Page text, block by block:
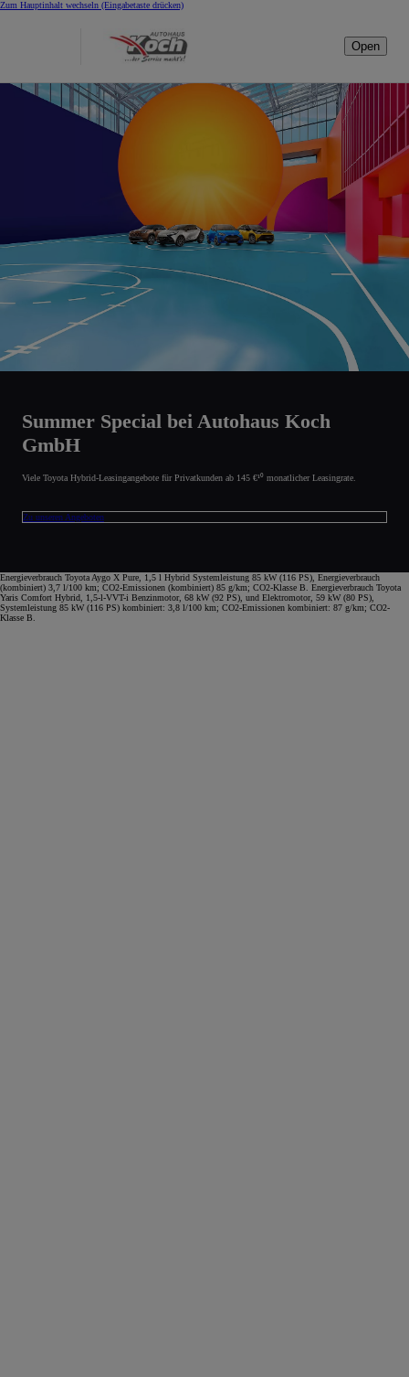
Zum Hauptinhalt wechseln (Eingabetaste drücken)
Open
Summer Special bei Autohaus Koch
GmbH
Viele Toyota Hybrid-Leasingangebote für Privatkunden ab 145 €¹⁰ monatlicher Leasingrate.
Zu unseren Angeboten
Energieverbrauch Toyota Aygo X Pure, 1,5 l Hybrid Systemleistung 85 kW (116 PS), Energieverbrauch
(kombiniert) 3,7 l/100 km; CO2-Emissionen (kombiniert) 85 g/km; CO2-Klasse B. Energieverbrauch Toyota
Yaris Comfort Hybrid, 1,5-l-VVT-i Benzinmotor, 68 kW (92 PS), und Elektromotor, 59 kW (80 PS),
Systemleistung 85 kW (116 PS) kombiniert: 3,8 l/100 km; CO2-Emissionen kombiniert: 87 g/km; CO2-
Klasse B.